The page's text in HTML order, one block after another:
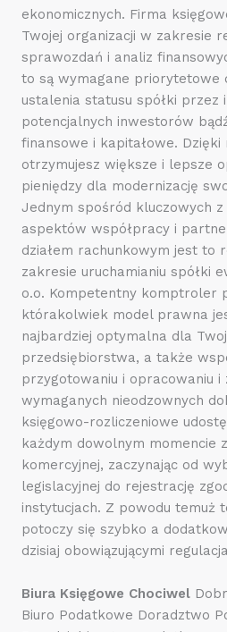
ekonomicznych. Firma
Twojej organizacji w zakresie
sprawozdań i analiz
to są wymagane priorytetowe
ustalenia statusu spółki przez
potencjalnych inwestorów
finansowe i kapitałowe. Dzięki
otrzymujesz większe i lepsze
pieniędzy dla modernizację
Jednym spośród kluczowych
aspektów współpracy i
działem rachunkowym jest to
zakresie uruchamianiu spółki
o.o. Kompetentny komptroler
którakolwiek model prawna
najbardziej optymalna dla
przedsiębiorstwa, a także
przygotowaniu i opracowaniu i
wymaganych nieodzownych
księgowo-rozliczeniowe
każdym dowolnym momencie
komercyjnej, zaczynając od
legislacyjnej do rejestrację
instytucjach. Z powodu temuż
potoczy się szybko a
dzisiaj obowiązującymi
Biura Księgowe Chociwel
Biuro Podatkowe Doradztwo